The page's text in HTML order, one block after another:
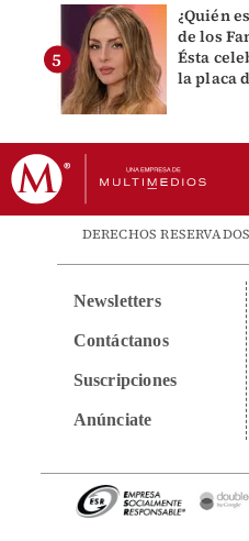
¿Quién
de los
Ésta
la placa
DERECHOS
Newsletters
Contáctanos
Suscripciones
Anúnciate